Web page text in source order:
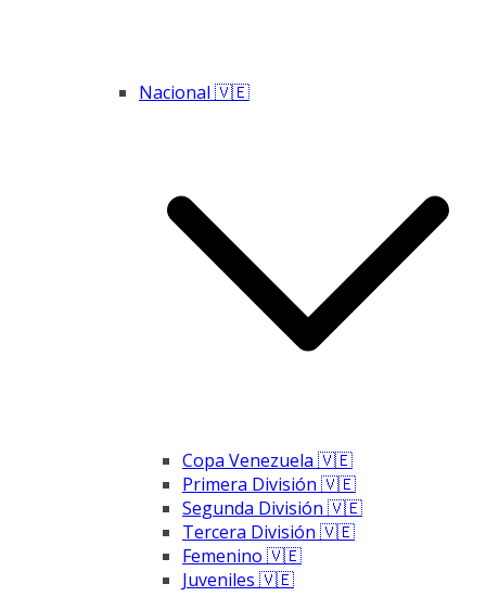
Nacional 🇻🇪
Copa Venezuela 🇻🇪
Primera División 🇻🇪
Segunda División 🇻🇪
Tercera División 🇻🇪
Femenino 🇻🇪
Juveniles 🇻🇪